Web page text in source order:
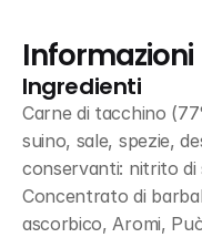
Informazioni
Ingredienti
Carne di tacchino
suino, sale, spezie,
conservanti: nitrito di
Concentrato di
ascorbico, Aromi,